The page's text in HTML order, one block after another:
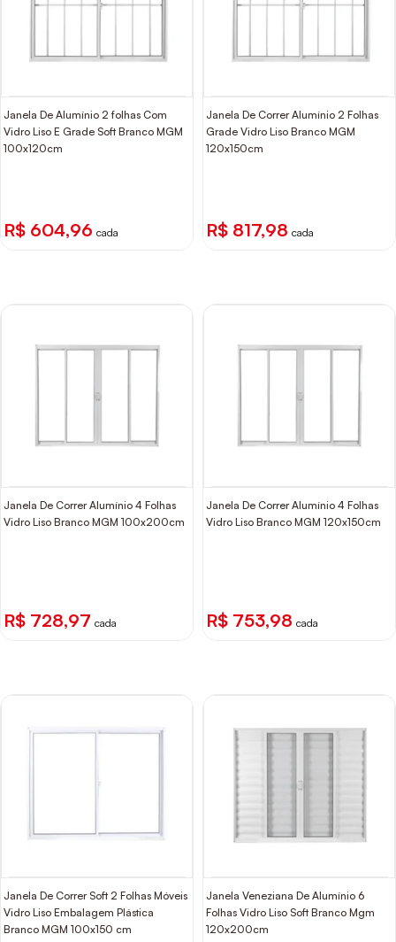
Janela De Alumínio 2 folhas Com
Vidro Liso E Grade Soft Branco MGM
100x120cm
R$ 604,96 cada
Janela De Correr Alumínio 2 Folhas
Grade Vidro Liso Branco MGM
120x150cm
R$ 817,98 cada
Janela De Correr Alumínio 4 Folhas
Vidro Liso Branco MGM 100x200cm
R$ 728,97 cada
Janela De Correr Alumínio 4 Folhas
Vidro Liso Branco MGM 120x150cm
R$ 753,98 cada
Janela De Correr Soft 2 Folhas Móveis
Vidro Liso Embalagem Plástica
Branco MGM 100x150 cm
Janela Veneziana De Alumínio 6
Folhas Vidro Liso Soft Branco Mgm
120x200cm